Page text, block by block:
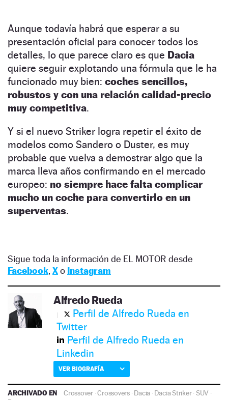
Aunque todavía habrá que esperar a su
presentación oficial para conocer todos los
detalles, lo que parece claro es que Dacia
quiere seguir explotando una fórmula que le ha
funcionado muy bien: coches sencillos,
robustos y con una relación calidad-precio
muy competitiva.
Y si el nuevo Striker logra repetir el éxito de
modelos como Sandero o Duster, es muy
probable que vuelva a demostrar algo que la
marca lleva años confirmando en el mercado
europeo: no siempre hace falta complicar
mucho un coche para convertirlo en un
superventas.
Sigue toda la información de EL MOTOR desde
Facebook, Xo Instagram
Alfredo Rueda
Perfil de Alfredo Rueda en
Twitter
Perfil de Alfredo Rueda en
Linkedin
VER BIOGRAFÍA
ARCHIVADO EN Crossover·Crossovers·Dacia ·Dacia Striker·SUV ·